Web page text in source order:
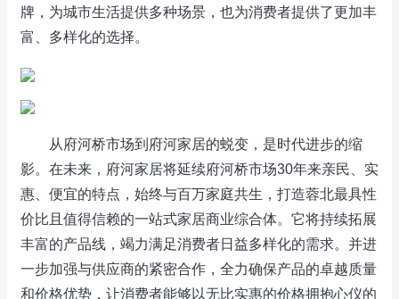
牌，为城市生活提供多种场景，也为消费者提供了更加丰
富、多样化的选择。
从府河桥市场到府河家居的蜕变，是时代进步的缩
影。在未来，府河家居将延续府河桥市场30年来亲民、实
惠、便宜的特点，始终与百万家庭共生，打造蓉北最具性
价比且值得信赖的一站式家居商业综合体。它将持续拓展
丰富的产品线，竭力满足消费者日益多样化的需求。并进
一步加强与供应商的紧密合作，全力确保产品的卓越质量
和价格优势，让消费者能够以无比实惠的价格拥抱心仪的